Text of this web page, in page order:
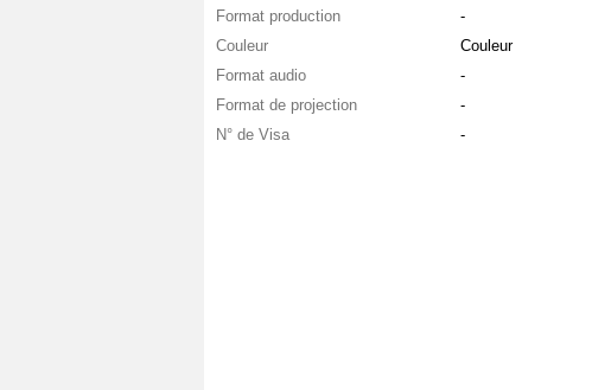
Format production
-
Couleur
Couleur
Format audio
-
Format de projection
-
N° de Visa
-